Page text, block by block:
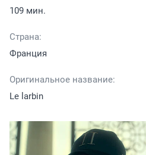
109 мин.
Страна:
Франция
Оригинальное название:
Le larbin